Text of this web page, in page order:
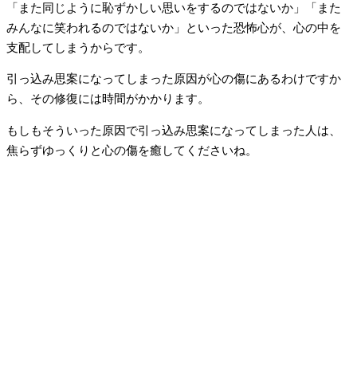
「また同じように恥ずかしい思いをするのではないか」「また
みんなに笑われるのではないか」といった恐怖心が、心の中を
支配してしまうからです。
引っ込み思案になってしまった原因が心の傷にあるわけですか
ら、その修復には時間がかかります。
もしもそういった原因で引っ込み思案になってしまった人は、
焦らずゆっくりと心の傷を癒してくださいね。